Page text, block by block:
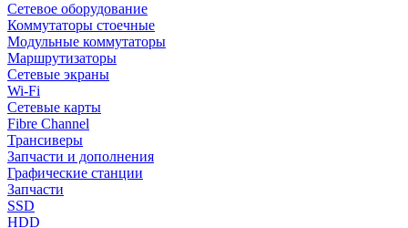
Сетевое оборудование
Коммутаторы стоечные
Модульные коммутаторы
Маршрутизаторы
Сетевые экраны
Wi-Fi
Сетевые карты
Fibre Channel
Трансиверы
Запчасти и дополнения
Графические станции
Запчасти
SSD
HDD